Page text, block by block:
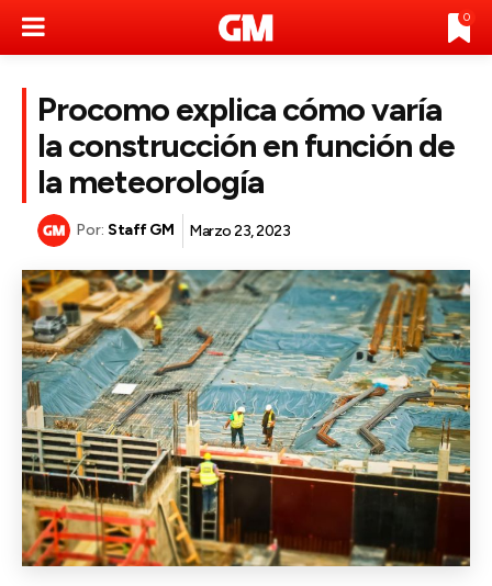
0
Procomo explica cómo varía
la construcción en función de
la meteorología
Por: Staff GM Marzo 23, 2023